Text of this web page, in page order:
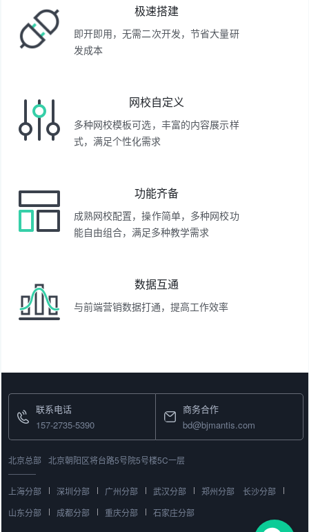
极速搭建
即开即用，无需二次开发，节省大量研
发成本
网校自定义
多种网校模板可选，丰富的内容展示样
式，满足个性化需求
功能齐备
成熟网校配置，操作简单，多种网校功
能自由组合，满足多种教学需求
数据互通
与前端营销数据打通，提高工作效率
联系电话
157-2735-5390
商务合作
bd@bjmantis.com
北京总部 北京朝阳区将台路5号院5号楼5C一层
上海分部 深圳分部 广州分部 武汉分部 郑州分部
长沙分部
山东分部
成都分部 重庆分部 石家庄分部